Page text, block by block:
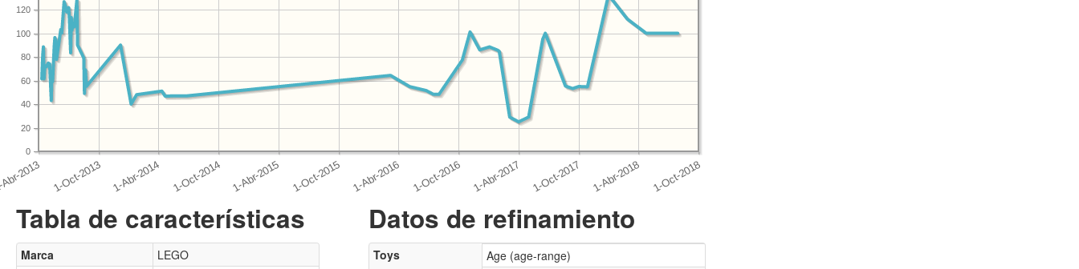
0
20
40
60
80
100
120
Tabla de características
Marca
LEGO
Datos de refinamiento
Toys
Age (age-range)